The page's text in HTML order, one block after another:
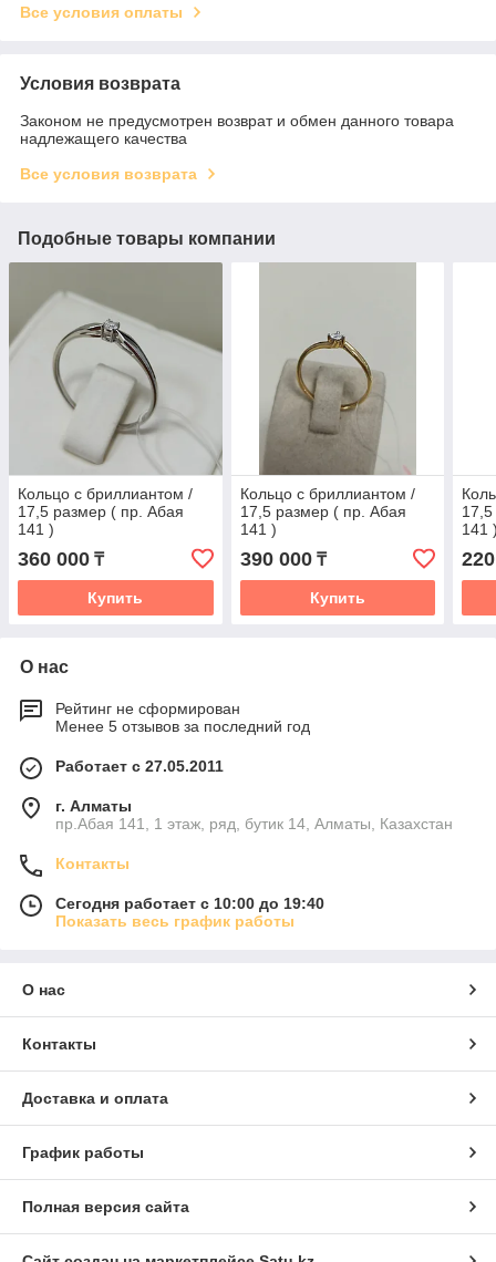
Все условия оплаты
Условия возврата
Законом не предусмотрен возврат и обмен данного товара
надлежащего качества
Все условия возврата
Подобные товары компании
Кольцо с бриллиантом /
17,5 размер ( пр. Абая
141 )
360 000 ₸
Купить
Кольцо с бриллиантом /
17,5 размер ( пр. Абая
141 )
390 000₸
Купить
141
О нас
Рейтинг не сформирован
Менее 5 отзывов за последний год
Работает с 27.05.2011
г. Алматы
пр.Абая 141, 1 этаж, ряд, бутик 14, Алматы, Казахстан
Контакты
Сегодня работает с 10:00 до 19:40
Показать весь график работы
О нас
Контакты
Доставка и оплата
График работы
Полная версия сайта